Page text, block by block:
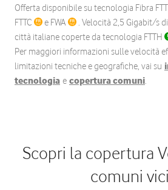
Offerta disponibile su tecnologia Fibra
FTTC
e FWA
. Velocità 2,5 Gigabit/s
città italiane coperte da tecnologia FTTH
Per maggiori informazioni sulle velocità
limitazioni tecniche e geografiche, vai su
tecnologia e copertura comuni.
Scopri la copertura
comuni